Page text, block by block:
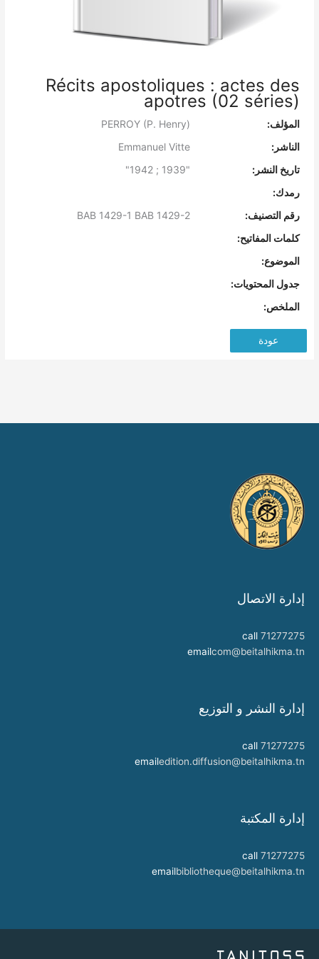
Récits apostoliques : actes des
apotres (02 séries)
المؤلف:
الناشر:
Emmanuel Vitte
تاريخ النشر:
"1939 ; 1942"
رمدك:
رقم التصنيف:
BAB 1429-1 BAB 1429-2
كلمات المفاتيح:
الموضوع:
جدول المحتويات:
الملخص:
عودة
إدارة الاتصال
call 71277275
emailcom@beitalhikma.tn
إدارة النشر و التوزيع
call 71277275
emailedition.diffusion@beitalhikma.tn
إدارة المكتبة
call 71277275
emailbibliotheque@beitalhikma.tn